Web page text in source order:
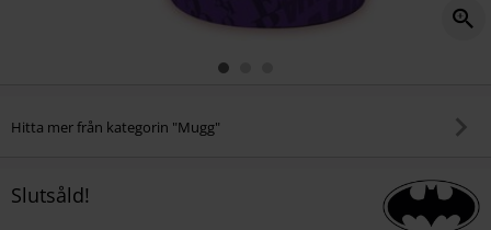
Hitta mer från kategorin "Mugg"
Slutsåld!